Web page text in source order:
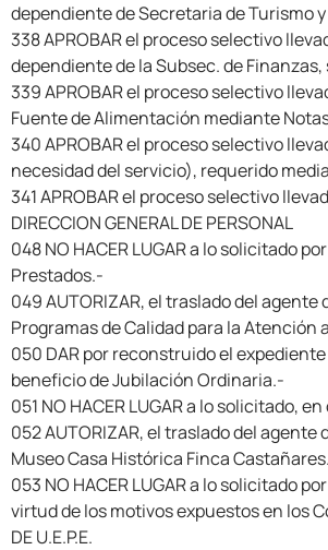
dependiente de Secretaria de Turismo
338 APROBAR el proceso selectivo
dependiente de la Subsec. de
339 APROBAR el proceso selectivo
Fuente de Alimentación mediante
340 APROBAR el proceso selectivo
necesidad del servicio), requerido
341 APROBAR el proceso selectivo
DIRECCION GENERAL DE PERSONAL
048 NO HACER LUGAR a lo solicitado
Prestados.-
049 AUTORIZAR, el traslado del agente
Programas de Calidad para la Atención
050 DAR por reconstruido el
beneficio de Jubilación Ordinaria.-
051 NO HACER LUGAR a lo solicitado,
052 AUTORIZAR, el traslado del
Museo Casa Histórica Finca
053 NO HACER LUGAR a lo solicitado
virtud de los motivos expuestos en los
DE U.E.P.E.